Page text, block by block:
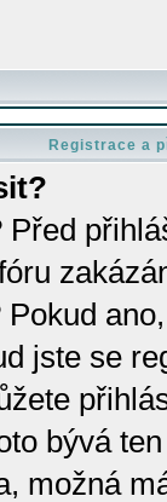
Registrace a
jste se
bývá
možná